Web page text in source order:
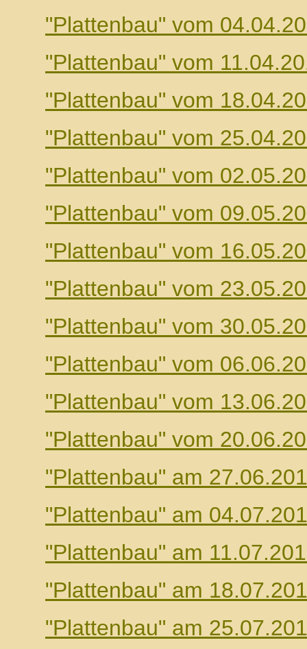
"Plattenbau" vom
"Plattenbau" vom
"Plattenbau" vom
"Plattenbau" vom
"Plattenbau" vom
"Plattenbau" vom
"Plattenbau" vom
"Plattenbau" vom
"Plattenbau" vom
"Plattenbau" vom
"Plattenbau" vom
"Plattenbau" vom
"Plattenbau" am
"Plattenbau" am
"Plattenbau" am
"Plattenbau" am
"Plattenbau" am